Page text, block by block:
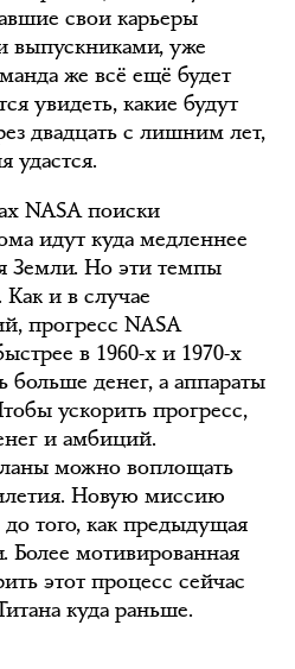
свои карьеры
выпускниками, уже
же всё ещё будет
увидеть, какие будут
двадцать с лишним лет,
удастся.
NASA поиски
идут куда медленнее
Земли. Но эти темпы
и в случае
прогресс NASA
в 1960-х и 1970-х
больше денег, а аппараты
ускорить прогресс,
и амбиций.
можно воплощать
Новую миссию
того, как предыдущая
Более мотивированная
этот процесс сейчас
куда раньше.